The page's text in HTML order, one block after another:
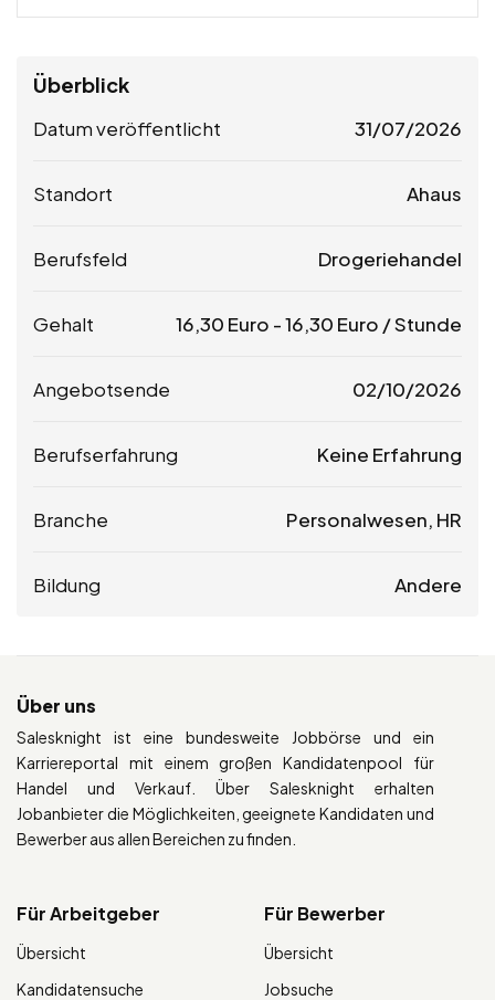
Überblick
Datum veröffentlicht 31/07/2026
Standort Ahaus
Berufsfeld Drogeriehandel
Gehalt 16,30 Euro -16,30 Euro / Stunde
Angebotsende 02/10/2026
Berufserfahrung Keine Erfahrung
Branche Personalwesen, HR
Bildung Andere
Über uns
Salesknight ist eine bundesweite Jobbörse und ein
Karriereportal mit einem großen Kandidatenpool für
Handel und Verkauf. Über Salesknight erhalten
Jobanbieter die Möglichkeiten, geeignete Kandidaten und
Bewerber aus allen Bereichen zu finden.
Für Arbeitgeber
Übersicht
Kandidatensuche
Für Bewerber
Übersicht
Jobsuche